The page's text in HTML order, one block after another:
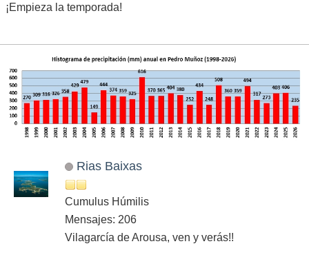
¡Empieza la temporada!
Rias Baixas
Cumulus Húmilis
Mensajes: 206
Vilagarcía de Arousa, ven y verás!!